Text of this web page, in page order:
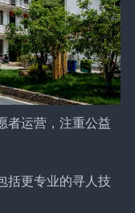
者运营，注重公益
括更专业的寻人技